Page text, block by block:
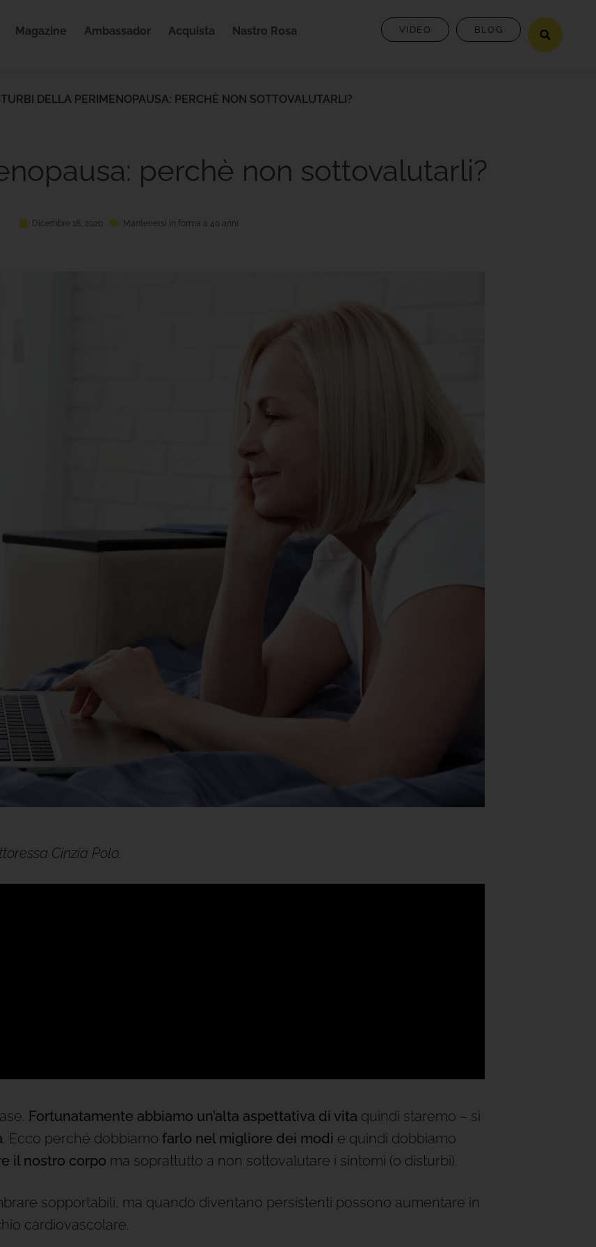
Magazine Ambassador Acquista Nastro Rosa VIDEO BLOG
DELLA PERIMENOPAUSA: PERCHÈ NON SOTTOVALUTARLI?
perchè non sottovalutarli?
Dicembre 18, 2020 Mantenersi in forma a 40 anni
Cinzia Polo.
Fortunatamente abbiamo un’alta aspettativa di vita quindi staremo – si
. Ecco perché dobbiamo farlo nel migliore dei modi e quindi dobbiamo
il nostro corpo ma soprattutto a non sottovalutare i sintomi (o disturbi).
sopportabili, ma quando diventano persistenti possono aumentare in
cardiovascolare.